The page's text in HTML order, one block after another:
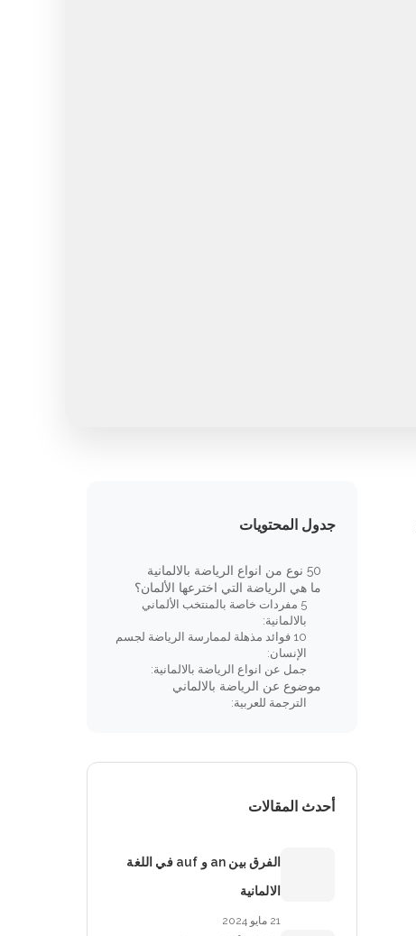
جدول المحتويات
50 نوع من انواع الرياضة بالالمانية
ما هي الرياضة التي اخترعها الألمان؟
5 مفردات خاصة بالمنتخب الألماني
بالالمانية:
10 فوائد مذهلة لممارسة الرياضة لجسم
الإنسان:
جمل عن انواع الرياضة بالالمانية:
موضوع عن الرياضة بالالماني
الترجمة للعربية:
أحدث المقالات
الفرق بين an و auf في اللغة
الالمانية
21 مايو 2024